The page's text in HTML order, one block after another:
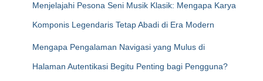
Menjelajahi Pesona Seni Musik Klasik: Mengapa Karya
Komponis Legendaris Tetap Abadi di Era Modern
Mengapa Pengalaman Navigasi yang Mulus di
Halaman Autentikasi Begitu Penting bagi Pengguna?